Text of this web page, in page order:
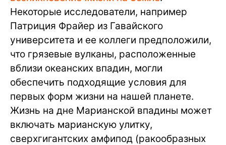
Некоторые исследователи, например
Патриция Фрайер из Гавайского
университета и ее коллеги предположили,
что грязевые вулканы, расположенные
вблизи океанских впадин, могли
обеспечить подходящие условия для
первых форм жизни на нашей планете.
Жизнь на дне Марианской впадины может
включать марианскую улитку,
сверхгигантских амфипод (ракообразных